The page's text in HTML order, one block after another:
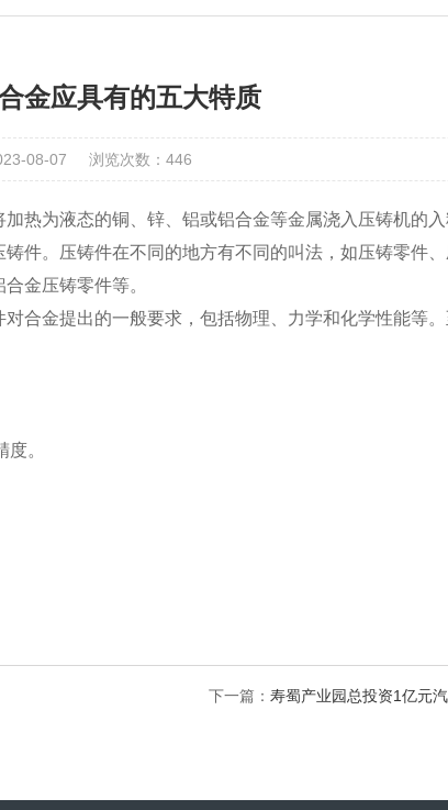
金应具有的五大特质
08-07 浏览次数：446
热为液态的铜、锌、铝或铝合金等金属浇入压铸机的
件。压铸件在不同的地方有不同的叫法，如压铸零件
金压铸零件等。
合金提出的一般要求，包括物理、力学和化学性能等
。
下一篇： 寿蜀产业园总投资1亿元